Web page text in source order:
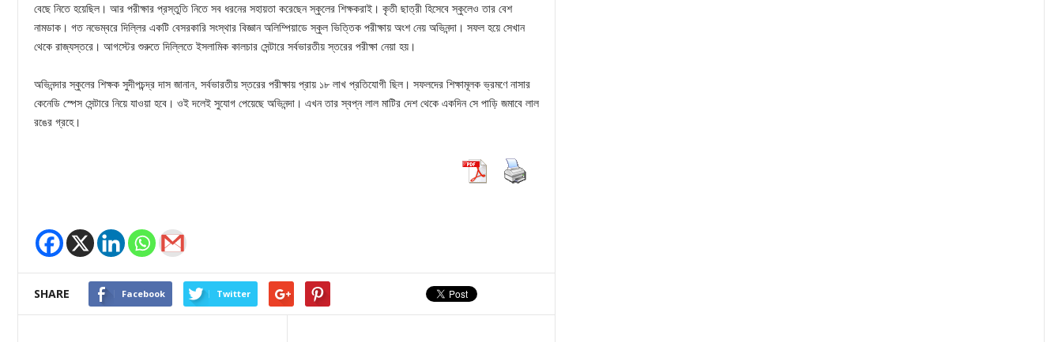
বেছে নিতে হয়েছিল। আর পরীক্ষার প্রস্তুতি নিতে সব ধরনের সহায়তা করেছেন স্কুলের শিক্ষকরাই। কৃতী ছাত্রী হিসেবে স্কুলেও তার বেশ
নামডাক। গত নভেম্বরে দিল্লির একটি বেসরকারি সংস্থার বিজ্ঞান অলিম্পিয়াডে স্কুল ভিত্তিক পরীক্ষায় অংশ নেয় অভিনন্দা। সফল হয়ে সেখান
থেকে রাজ্যস্তরে। আগস্টের শুরুতে দিল্লিতে ইসলামিক কালচার সেন্টারে সর্বভারতীয় স্তরের পরীক্ষা নেয়া হয়।
অভিনন্দার স্কুলের শিক্ষক সুদীপচন্দ্র দাস জানান, সর্বভারতীয় স্তরের পরীক্ষায় প্রায় ১৮ লাখ প্রতিযোগী ছিল। সফলদের শিক্ষামূলক ভ্রমণে নাসার
কেনেডি স্পেস সেন্টারে নিয়ে যাওয়া হবে। ওই দলেই সুযোগ পেয়েছে অভিনন্দা। এখন তার স্বপ্ন লাল মাটির দেশ থেকে একদিন সে পাড়ি জমাবে লাল
রঙের গ্রহে।
SHARE Facebook Twitter